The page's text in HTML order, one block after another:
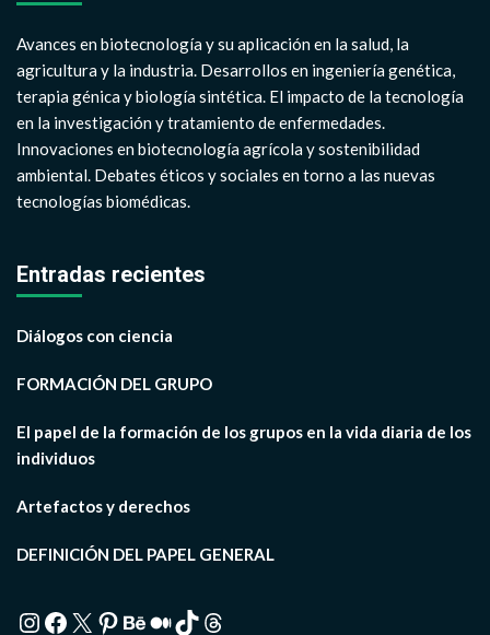
Avances en biotecnología y su aplicación en la salud, la
agricultura y la industria. Desarrollos en ingeniería genética,
terapia génica y biología sintética. El impacto de la tecnología
en la investigación y tratamiento de enfermedades.
Innovaciones en biotecnología agrícola y sostenibilidad
ambiental. Debates éticos y sociales en torno a las nuevas
tecnologías biomédicas.
Entradas recientes
Diálogos con ciencia
FORMACIÓN DEL GRUPO
El papel de la formación de los grupos en la vida diaria de los
individuos
Artefactos y derechos
DEFINICIÓN DEL PAPEL GENERAL
Instagram
Facebook
X Pinterest
Behance
Medium
TikTokThreads